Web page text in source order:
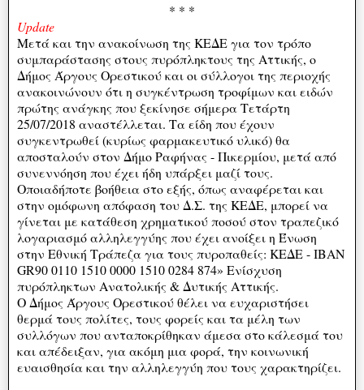
* * *
Update
Μετά και την ανακοίνωση της ΚΕΔΕ για τον τρόπο
συμπαράστασης στους πυρόπληκτους της Αττικής, ο
Δήμος Άργους Ορεστικού και οι σύλλογοι της περιοχής
ανακοινώνουν ότι η συγκέντρωση τροφίμων και ειδών
πρώτης ανάγκης που ξεκίνησε σήμερα Τετάρτη
25/07/2018 αναστέλλεται. Τα είδη που έχουν
συγκεντρωθεί (κυρίως φαρμακευτικό υλικό) θα
αποσταλούν στον Δήμο Ραφήνας - Πικερμίου, μετά από
συνεννόηση που έχει ήδη υπάρξει μαζί τους.
Οποιαδήποτε βοήθεια στο εξής, όπως αναφέρεται και
στην ομόφωνη απόφαση του Δ.Σ. της ΚΕΔΕ, μπορεί να
γίνεται με κατάθεση χρηματικού ποσού στον τραπεζικό
λογαριασμό αλληλεγγύης που έχει ανοίξει η Ένωση
στην Εθνική Τράπεζα για τους πυροπαθείς: ΚΕΔΕ - ΙΒΑΝ
GR90 0110 1510 0000 1510 0284 874» Ενίσχυση
πυρόπληκτων Ανατολικής & Δυτικής Αττικής.
Ο Δήμος Άργους Ορεστικού θέλει να ευχαριστήσει
θερμά τους πολίτες, τους φορείς και τα μέλη των
συλλόγων που ανταποκρίθηκαν άμεσα στο κάλεσμά του
και απέδειξαν, για ακόμη μια φορά, την κοινωνική
ευαισθησία και την αλληλεγγύη που τους χαρακτηρίζει.